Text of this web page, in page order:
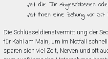
„Ist die Tür abgeschlossen
„Ist Ihnen eine Zahlung vor
Die Schlüsseldienstvermittlung der
für Kahl am Main, um im Notfall
sparen sich viel Zeit, Nerven und oft